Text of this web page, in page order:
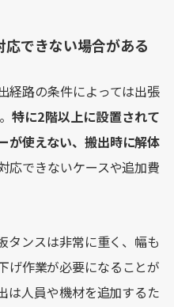
できない場合がある
経路の条件によっては出張
特に2階以上に設置されて
が使えない、搬出時に解体
応できないケースや追加費
タンスは非常に重く、幅も
げ作業が必要になることが
は人員や機材を追加するた